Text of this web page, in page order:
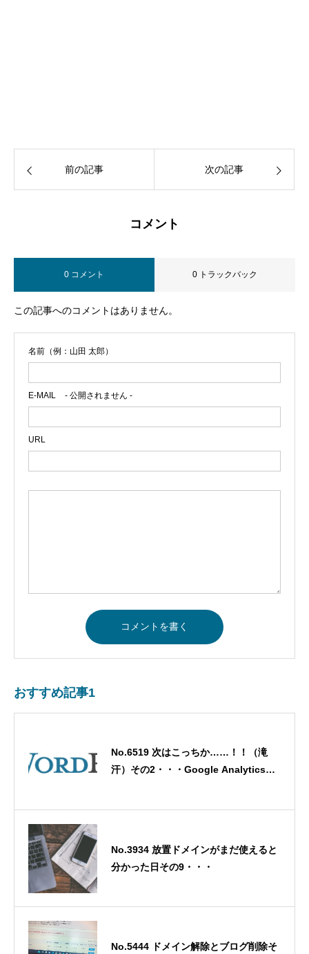
前の記事 次の記事
コメント
0 コメント 0 トラックバック
この記事へのコメントはありません。
名前（例：山田 太郎）
E-MAIL - 公開されません -
URL
おすすめ記事1
No.6519 次はこっちか……！！（滝
汗）その2・・・Google Analytics再
No.3934 放置ドメインがまだ使えると
分かった日その9・・・
No.5444 ドメイン解除とブログ削除そ